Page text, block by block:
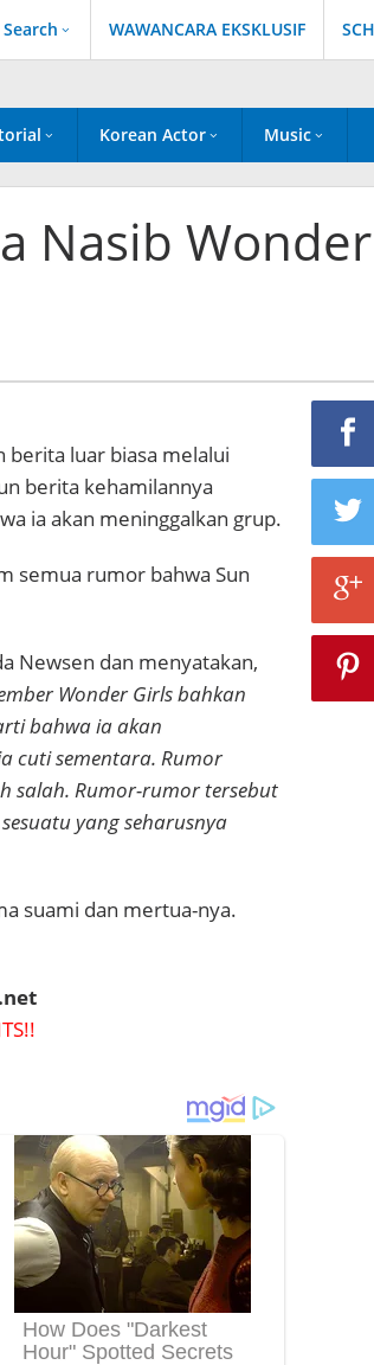
Search WAWANCARA EKSKLUSIF
Korean Actor Music
Nasib Wonder
berita luar biasa melalui
berita kehamilannya
ia akan meninggalkan grup.
semua rumor bahwa Sun
Newsen dan menyatakan,
Wonder Girls bahkan
bahwa ia akan
cuti sementara. Rumor
salah. Rumor-rumor tersebut
yang seharusnya
suami dan mertua-nya.